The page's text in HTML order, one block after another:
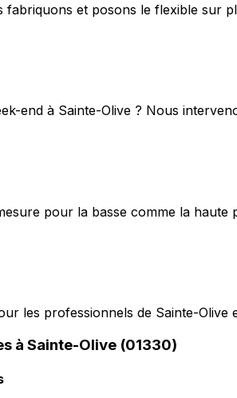
et posons le flexible sur
end à Sainte-Olive ? Nous
pour la basse comme la haute
les professionnels de Sainte-Olive
à Sainte-Olive (01330)